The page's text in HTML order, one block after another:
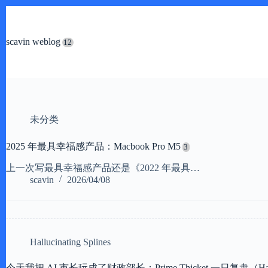
scavin weblog
未分类
2025 年最具幸福感产品：Macbook Pro M5
上一次写最具幸福感产品还是《2022 年最具…
scavin
2026/04/08
Hallucinating Splines